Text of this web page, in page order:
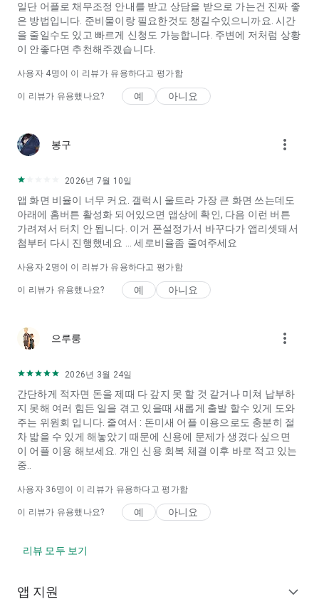
· 전화 : 전화 걸기 및 관리 권한으로 신용회복위원회 전화 연결 및
PUSH 환경설정을 위해 사용합니다.
​· 카메라 : 사진 찍기 기능에 대한 접근권한으로, 신분증촬영 및 문
서촬영 시에 사용합니다.
■ 기존 설치된 앱을 사용하시는 경우에는 앱을 삭제 후 재설치 하
셔야 접근 권한 설정이 가능합니다.
일단 어플로 채무조정 안내를 받고 상담을 받으로 가는건 진짜 좋
은 방법입니다. 준비물이랑 필요한것도 챙길수있으니까요. 시간
을 줄일수도 있고 빠르게 신청도 가능합니다. 주변에 저처럼 상황
이 안좋다면 추천해주겠습니다.
사용자 4명이 이 리뷰가 유용하다고 평가함
이 리뷰가 유용했나요? 예 아니요
봉구 more_vert
2026년 7월 10일
앱 화면 비율이 너무 커요. 갤럭시 울트라 가장 큰 화면 쓰는데도
아래에 홈버튼 활성화 되어있으면 앱상에 확인, 다음 이런 버튼
가려져서 터치 안 됩니다. 이거 폰설정가서 바꾸다가 앱리셋돼서
첨부터 다시 진행했네요 ... 세로비율좀 줄여주세요
사용자 2명이 이 리뷰가 유용하다고 평가함
이 리뷰가 유용했나요? 예 아니요
으루룽 more_vert
2026년 3월 24일
간단하게 적자면 돈을 제때 다 갚지 못 할 것 같거나 미쳐 납부하
지 못해 여러 힘든 일을 겪고 있을때 새롭게 출발 할수 있게 도와
주는 위원회 입니다. 줄여서 : 돈미새 어플 이용으로도 충분히 절
차 밟을 수 있게 해놓았기 때문에 신용에 문제가 생겼다 싶으면
이 어플 이용 해보세요. 개인 신용 회복 체결 이후 바로 적고 있는
중..
사용자 36명이 이 리뷰가 유용하다고 평가함
이 리뷰가 유용했나요? 예 아니요
리뷰 모두 보기
앱 지원 expand_more